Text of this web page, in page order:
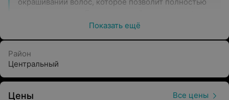
выровнять цвет, скрыть выступающую седину и
необычные идеи и пожелания клиентов.
Перманентный макияж
Показать ещё
Район
Центральный
Цены Все цены